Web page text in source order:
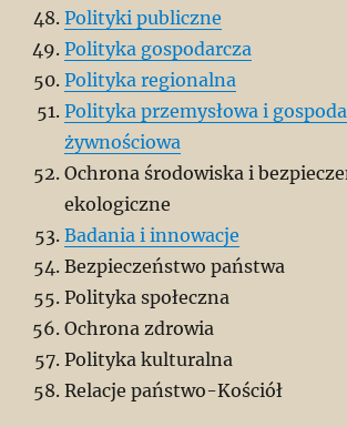
Polityki publiczne
Polityka gospodarcza
Polityka regionalna
Polityka przemysłowa i
żywnościowa
Ochrona środowiska i
ekologiczne
Badania i innowacje
Bezpieczeństwo państwa
Polityka społeczna
Ochrona zdrowia
Polityka kulturalna
Relacje państwo-Kościół